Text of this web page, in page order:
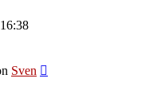
Sven